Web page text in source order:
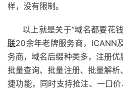
样，没有限制。
以上就是关于“域名都要花
联20余年老牌服务商，ICANN
务商，域名后缀种类多，注册
批量查询、批量注册、批量解
捷功能，同时支持抢注、 一口价